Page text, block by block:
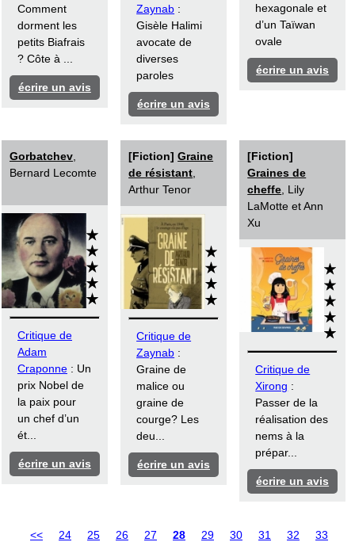
Comment
dorment les
petits Biafrais
? Côte à ...
écrire un avis
Zaynab :
Gisèle Halimi
avocate de
diverses
paroles
écrire un avis
hexagonale et
d’un Taïwan
ovale
écrire un avis
Gorbatchev
Bernard Lecomte
Critique de
Adam
Craponne : Un
prix Nobel de
la paix pour
un chef d’un
ét...
écrire un avis
[Fiction]Graine
de résistant
Arthur Tenor
Critique de
Zaynab :
Graine de
malice ou
graine de
courge? Les
deu...
écrire un avis
[Fiction]
Graines de
cheffe , Lily
LaMotte et Ann
Xu
Critique de
Xirong :
Passer de la
réalisation des
nems à la
prépar...
écrire un avis
<< 24 25 26 27 28 29 30 31 32
33